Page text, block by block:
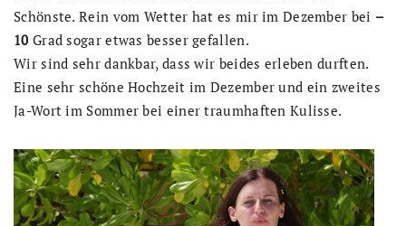
Schönste. Rein vom Wetter hat es mir im Dezember bei –
10Grad sogar etwas besser gefallen.
Wir sind sehr dankbar, dass wir beides erleben durften.
Eine sehr schöne Hochzeit im Dezember und ein zweites
Ja-Wort im Sommer bei einer traumhaften Kulisse.